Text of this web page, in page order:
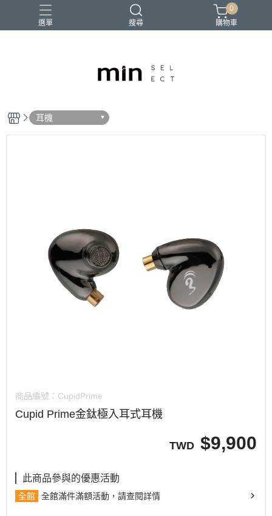
選單 搜尋
0
購物車
耳機
商品編號： CupidPrime
Cupid Prime金鈦極入耳式耳機
TWD $9,900
此商品參與的優惠活動
全館 全館滿件滿額活動，請查閱詳情